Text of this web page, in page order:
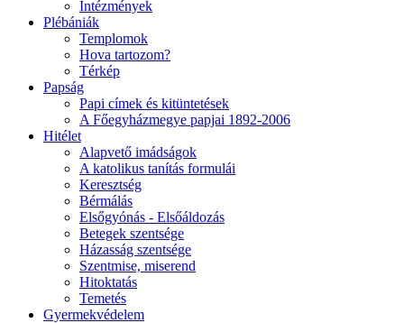
Intézmények
Plébániák
Templomok
Hova tartozom?
Térkép
Papság
Papi címek és kitüntetések
A Főegyházmegye papjai 1892-2006
Hitélet
Alapvető imádságok
A katolikus tanítás formulái
Keresztség
Bérmálás
Elsőgyónás - Elsőáldozás
Betegek szentsége
Házasság szentsége
Szentmise, miserend
Hitoktatás
Temetés
Gyermekvédelem